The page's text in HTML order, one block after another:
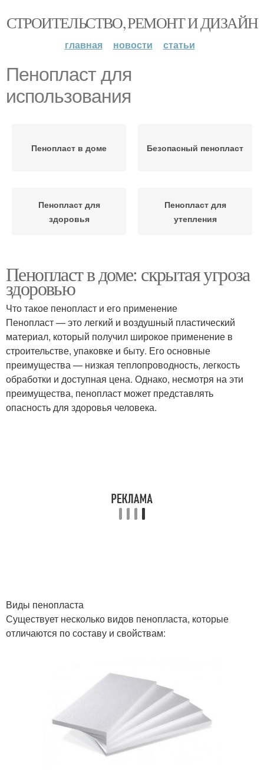
СТРОИТЕЛЬСТВО, РЕМОНТ И ДИЗАЙН
главная новости статьи
Пенопласт для
использования
Пенопласт в доме Безопасный пенопласт
Пенопласт для
здоровья
Пенопласт для
утепления
Пенопласт в доме: скрытая угроза
здоровью
Что такое пенопласт и его применение
Пенопласт — это легкий и воздушный пластический
материал, который получил широкое применение в
строительстве, упаковке и быту. Его основные
преимущества — низкая теплопроводность, легкость
обработки и доступная цена. Однако, несмотря на эти
преимущества, пенопласт может представлять
опасность для здоровья человека.
Виды пенопласта
Существует несколько видов пенопласта, которые
отличаются по составу и свойствам: